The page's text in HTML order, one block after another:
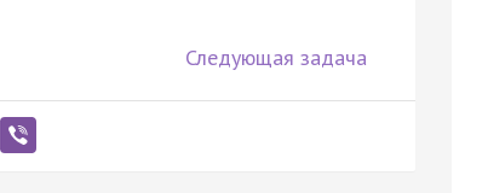
Следующая задача